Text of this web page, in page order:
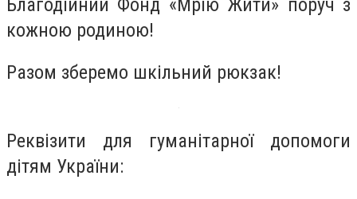
кожною родиною!
Разом зберемо шкільний рюкзак!
Реквізити для гуманітарної допомоги
дітям України: